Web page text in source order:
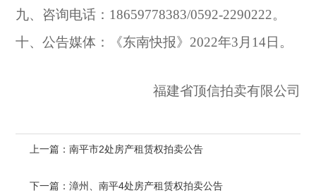
九、咨询电话：18659778383/0592-2290222。
十、公告媒体：《东南快报》2022年3月14日。
福建省顶信拍卖有限公司
上一篇：南平市2处房产租赁权拍卖公告
下一篇：漳州、南平4处房产租赁权拍卖公告